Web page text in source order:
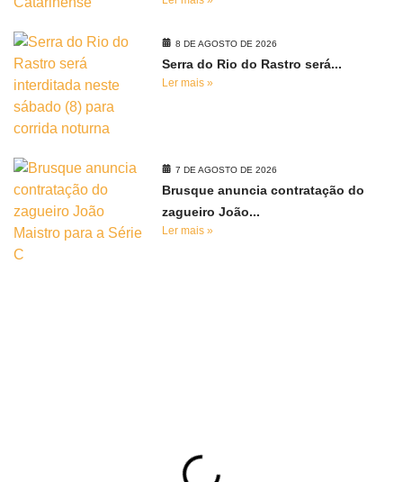
8 DE AGOSTO DE 2026
Serra do Rio do Rastro será...
Ler mais »
7 DE AGOSTO DE 2026
Brusque anuncia contratação do
zagueiro João...
Ler mais »